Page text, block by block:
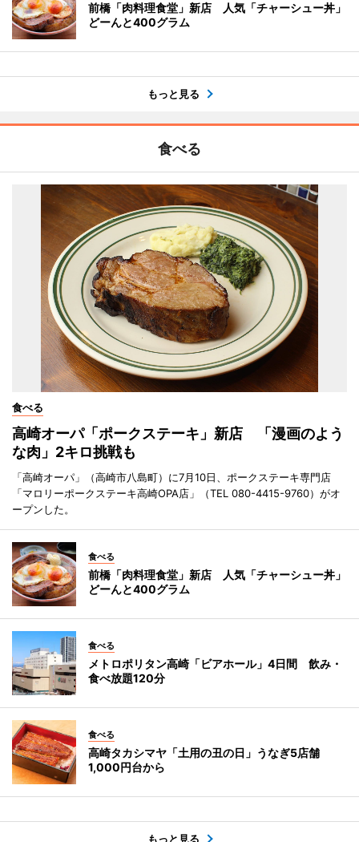
前橋「肉料理食堂」新店 人気「チャーシュー丼」
どーんと400グラム
もっと見る
食べる
食べる
高崎オーパ「ポークステーキ」新店 「漫画のよう
な肉」2キロ挑戦も
「高崎オーパ」（高崎市八島町）に7月10日、ポークステーキ専門店
「マロリーポークステーキ高崎OPA店」（TEL 080-4415-9760）がオ
ープンした。
食べる
前橋「肉料理食堂」新店 人気「チャーシュー丼」
どーんと400グラム
食べる
メトロポリタン高崎「ビアホール」4日間 飲み・
食べ放題120分
食べる
高崎タカシマヤ「土用の丑の日」うなぎ5店舗
1,000円台から
もっと見る